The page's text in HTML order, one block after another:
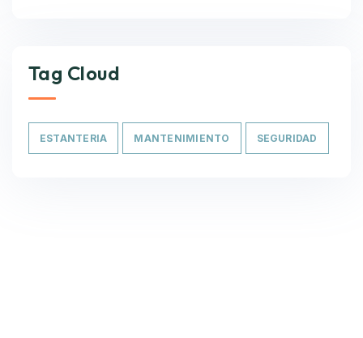
Tag Cloud
ESTANTERIA MANTENIMIENTO SEGURIDAD